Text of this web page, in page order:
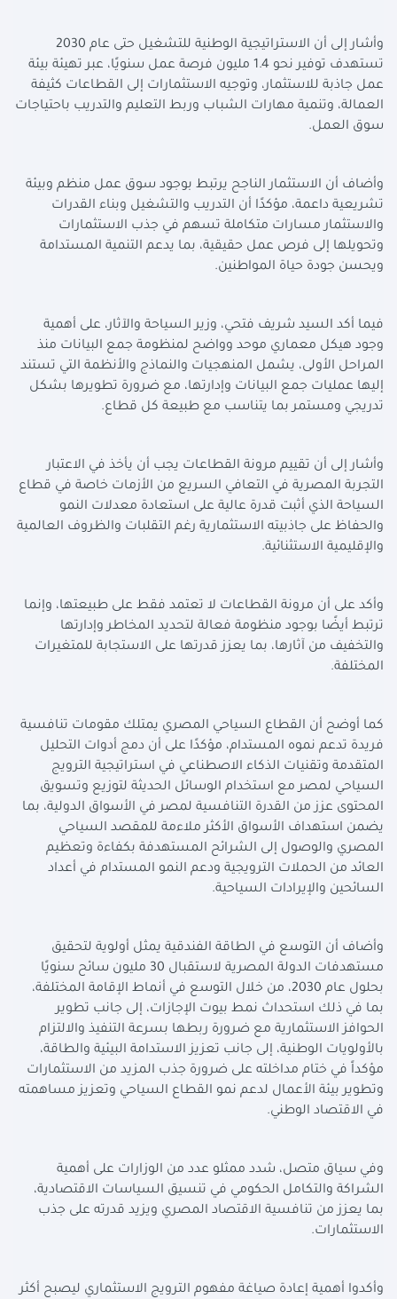
وأشار إلى أن الاستراتيجية الوطنية للتشغيل حتى عام 2030
تستهدف توفير نحو 1.4 مليون فرصة عمل سنويًا، عبر تهيئة بيئة
عمل جاذبة للاستثمار، وتوجيه الاستثمارات إلى القطاعات كثيفة
العمالة، وتنمية مهارات الشباب وربط التعليم والتدريب باحتياجات
سوق العمل.
وأضاف أن الاستثمار الناجح يرتبط بوجود سوق عمل منظم وبيئة
تشريعية داعمة، مؤكدًا أن التدريب والتشغيل وبناء القدرات
والاستثمار مسارات متكاملة تسهم في جذب الاستثمارات
وتحويلها إلى فرص عمل حقيقية، بما يدعم التنمية المستدامة
ويحسن جودة حياة المواطنين.
فيما أكد السيد شريف فتحي، وزير السياحة والآثار، على أهمية
وجود هيكل معماري موحد وواضح لمنظومة جمع البيانات منذ
المراحل الأولى، يشمل المنهجيات والنماذج والأنظمة التي تستند
إليها عمليات جمع البيانات وإدارتها، مع ضرورة تطويرها بشكل
تدريجي ومستمر بما يتناسب مع طبيعة كل قطاع.
وأشار إلى أن تقييم مرونة القطاعات يجب أن يأخذ في الاعتبار
التجربة المصرية في التعافي السريع من الأزمات خاصة في قطاع
السياحة الذي أثبت قدرة عالية على استعادة معدلات النمو
والحفاظ على جاذبيته الاستثمارية رغم التقلبات والظروف العالمية
والإقليمية الاستثنائية.
وأكد على أن مرونة القطاعات لا تعتمد فقط على طبيعتها، وإنما
ترتبط أيضًا بوجود منظومة فعالة لتحديد المخاطر وإدارتها
والتخفيف من آثارها، بما يعزز قدرتها على الاستجابة للمتغيرات
المختلفة.
كما أوضح أن القطاع السياحي المصري يمتلك مقومات تنافسية
فريدة تدعم نموه المستدام، مؤكدًا على أن دمج أدوات التحليل
المتقدمة وتقنيات الذكاء الاصطناعي في استراتيجية الترويج
السياحي لمصر مع استخدام الوسائل الحديثة لتوزيع وتسويق
المحتوى عزز من القدرة التنافسية لمصر في الأسواق الدولية، بما
يضمن استهداف الأسواق الأكثر ملاءمة للمقصد السياحي
المصري والوصول إلى الشرائح المستهدفة بكفاءة وتعظيم
العائد من الحملات الترويجية ودعم النمو المستدام في أعداد
السائحين والإيرادات السياحية.
وأضاف أن التوسع في الطاقة الفندقية يمثل أولوية لتحقيق
مستهدفات الدولة المصرية لاستقبال 30 مليون سائح سنويًا
بحلول عام 2030، من خلال التوسع في أنماط الإقامة المختلفة،
بما في ذلك استحداث نمط بيوت الإجازات، إلى جانب تطوير
الحوافز الاستثمارية مع ضرورة ربطها بسرعة التنفيذ والالتزام
بالأولويات الوطنية، إلى جانب تعزيز الاستدامة البيئية والطاقة،
مؤكداً في ختام مداخلته على ضرورة جذب المزيد من الاستثمارات
وتطوير بيئة الأعمال لدعم نمو القطاع السياحي وتعزيز مساهمته
في الاقتصاد الوطني.
وفي سياق متصل، شدد ممثلو عدد من الوزارات على أهمية
الشراكة والتكامل الحكومي في تنسيق السياسات الاقتصادية،
بما يعزز من تنافسية الاقتصاد المصري ويزيد قدرته على جذب
الاستثمارات.
وأكدوا أهمية إعادة صياغة مفهوم الترويج الاستثماري ليصبح أكثر